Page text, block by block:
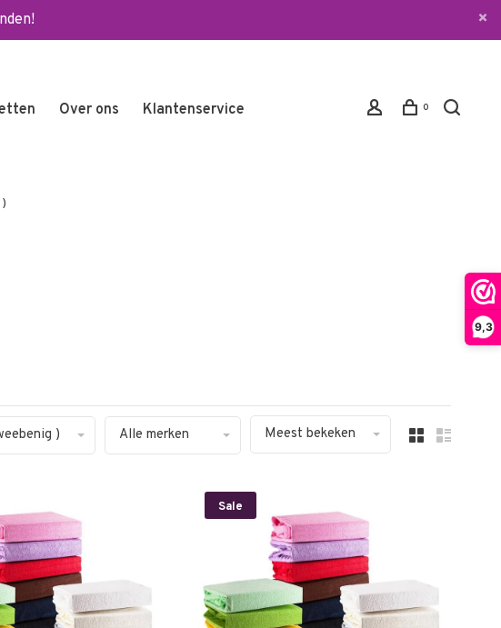
9,3
Over ons Klantenservice 0
) Alle merken Meest bekeken
Sale